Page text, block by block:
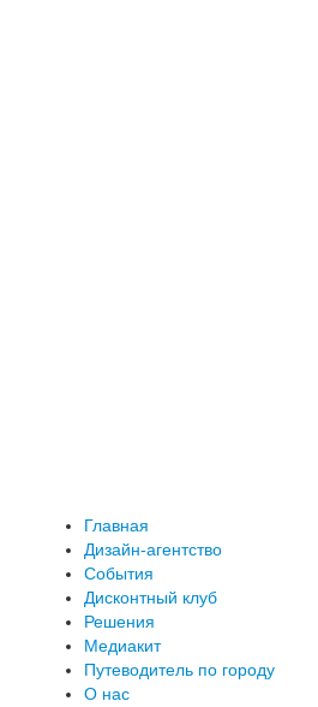
Главная
Дизайн-агентство
События
Дисконтный клуб
Решения
Медиакит
Путеводитель по городу
О нас